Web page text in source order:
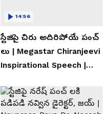
స్టేజిపై చిరు అదిరిపోయే పంచ్
లు | Megastar Chiranjeevi
Inspirational Speech |
14:56